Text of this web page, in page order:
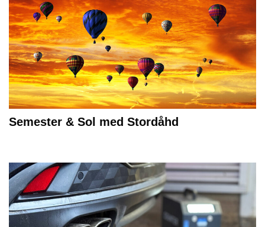
Semester & Sol med Stordåhd